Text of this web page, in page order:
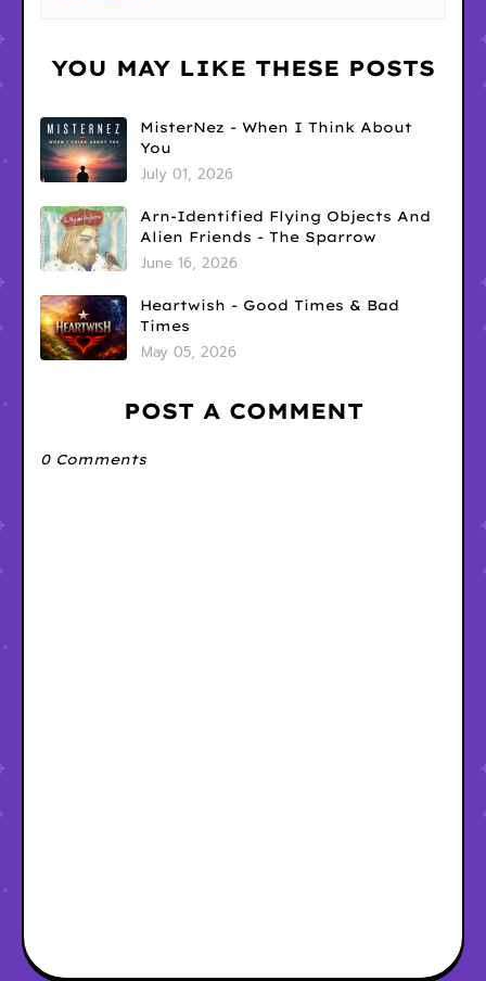
YOU MAY LIKE THESE POSTS
MisterNez - When I Think About
You
July 01, 2026
Arn-Identified Flying Objects And
Alien Friends - The Sparrow
June 16, 2026
Heartwish - Good Times & Bad
Times
May 05, 2026
POST A COMMENT
0 Comments